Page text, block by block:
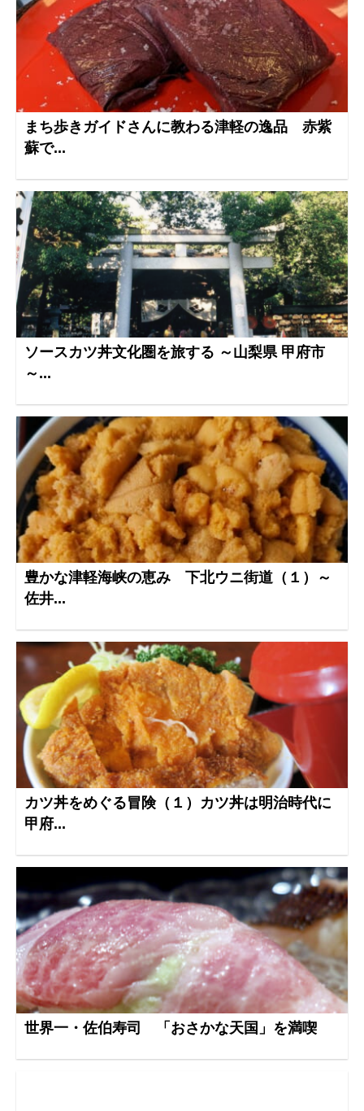
まち歩きガイドさんに教わる津軽の逸品 赤紫
蘇で...
ソースカツ丼文化圏を旅する ～山梨県 甲府市
～...
豊かな津軽海峡の恵み 下北ウニ街道（１）～
佐井...
カツ丼をめぐる冒険（１）カツ丼は明治時代に
甲府...
世界一・佐伯寿司 「おさかな天国」を満喫